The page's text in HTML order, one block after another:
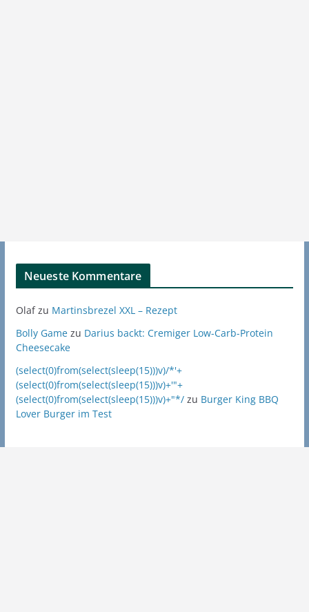
Neueste Kommentare
Olafzu Martinsbrezel XXL – Rezept
Bolly Gamezu Darius backt: Cremiger Low-Carb-Protein
Cheesecake
(select(0)from(select(sleep(15)))v)/*'+
(select(0)from(select(sleep(15)))v)+'"+
(select(0)from(select(sleep(15)))v)+"*/zu Burger King BBQ
Lover Burger im Test